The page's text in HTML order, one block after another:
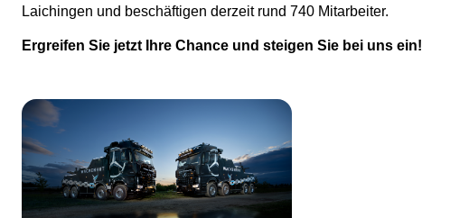
Laichingen und beschäftigen derzeit rund 740 Mitarbeiter.
Ergreifen Sie jetzt Ihre Chance und steigen Sie bei uns ein!